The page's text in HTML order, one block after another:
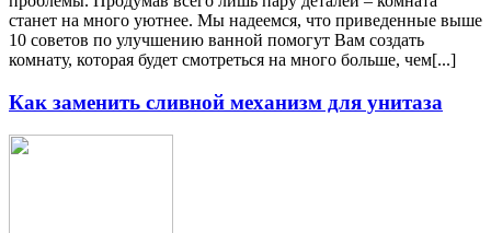
станет на много уютнее. Мы надеемся, что приведенные выше
10 советов по улучшению ванной помогут Вам создать
комнату, которая будет смотреться на много больше, чем[...]
Как заменить сливной механизм для унитаза